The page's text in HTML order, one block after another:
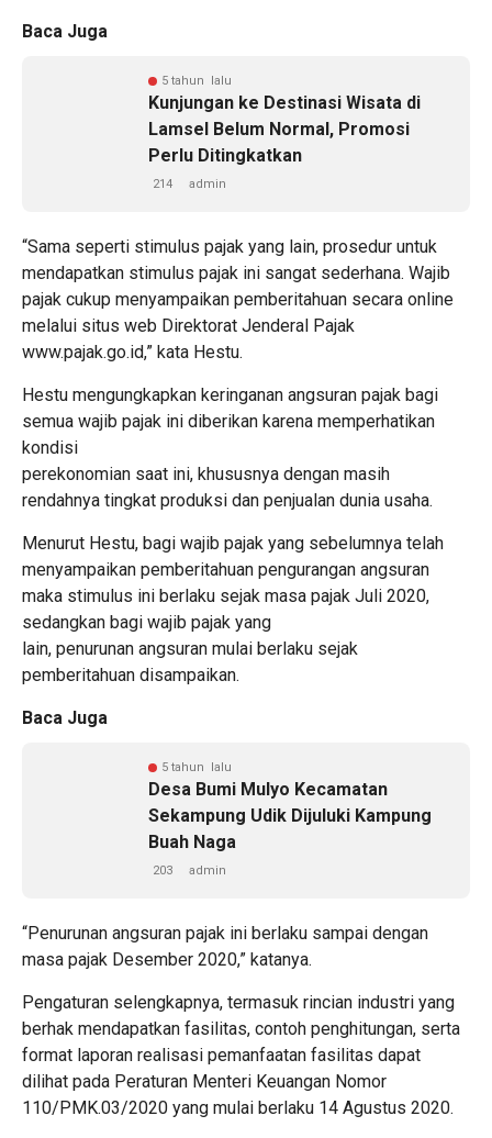
Baca Juga
5 tahun lalu
Kunjungan ke Destinasi Wisata di
Lamsel Belum Normal, Promosi
Perlu Ditingkatkan
214 admin
“Sama seperti stimulus pajak yang lain, prosedur untuk
mendapatkan stimulus pajak ini sangat sederhana. Wajib
pajak cukup menyampaikan pemberitahuan secara online
melalui situs web Direktorat Jenderal Pajak
www.pajak.go.id,” kata Hestu.
Hestu mengungkapkan keringanan angsuran pajak bagi
semua wajib pajak ini diberikan karena memperhatikan
kondisi
perekonomian saat ini, khususnya dengan masih
rendahnya tingkat produksi dan penjualan dunia usaha.
Menurut Hestu, bagi wajib pajak yang sebelumnya telah
menyampaikan pemberitahuan pengurangan angsuran
maka stimulus ini berlaku sejak masa pajak Juli 2020,
sedangkan bagi wajib pajak yang
lain, penurunan angsuran mulai berlaku sejak
pemberitahuan disampaikan.
Baca Juga
5 tahun lalu
Desa Bumi Mulyo Kecamatan
Sekampung Udik Dijuluki Kampung
Buah Naga
203 admin
“Penurunan angsuran pajak ini berlaku sampai dengan
masa pajak Desember 2020,” katanya.
Pengaturan selengkapnya, termasuk rincian industri yang
berhak mendapatkan fasilitas, contoh penghitungan, serta
format laporan realisasi pemanfaatan fasilitas dapat
dilihat pada Peraturan Menteri Keuangan Nomor
110/PMK.03/2020 yang mulai berlaku 14 Agustus 2020.